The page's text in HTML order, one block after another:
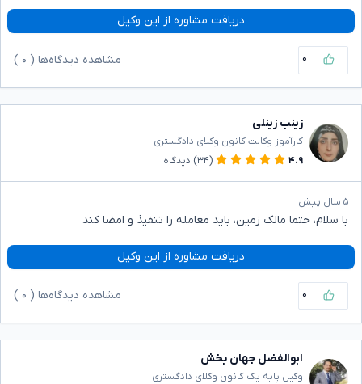
دریافت مشاوره از این وکیل
۰ مشاهده دیدگاه‌ها ( ۰
زینب زینلی
کارآموز وکالت کانون وکلای دادگستری
۴.۹
(۳۴) دیدگاه
۵ سال پیش
با سلام، حتما مالک زمین، باید معامله را تنفیذ و امضا کند
دریافت مشاوره از این وکیل
۰ مشاهده دیدگاه‌ها ( ۰
ابوالفضل جهان بخش
وکیل پایه یک کانون وکلای دادگستری